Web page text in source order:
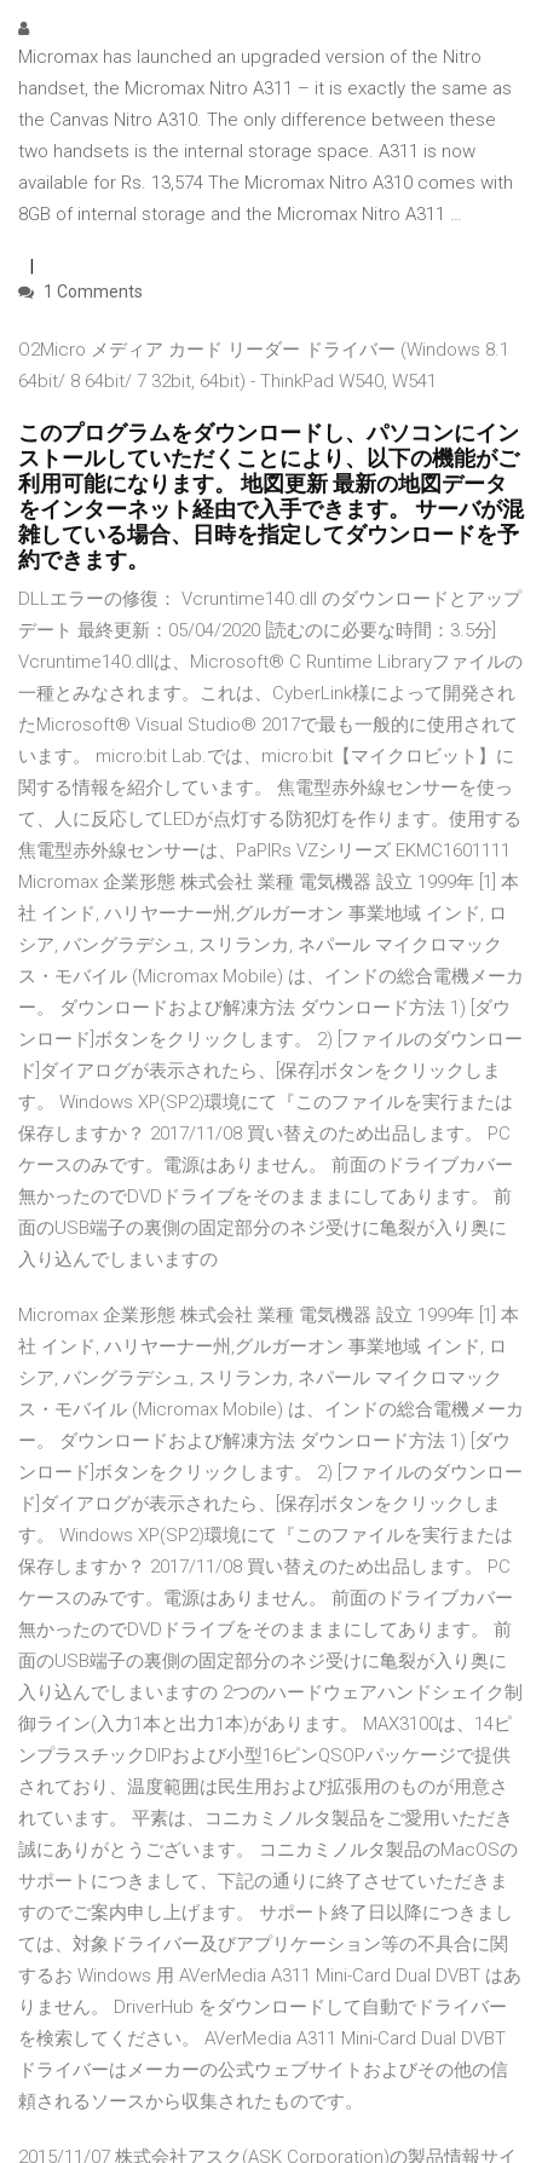
Micromax has launched an upgraded version of the Nitro
handset, the Micromax Nitro A311 – it is exactly the same as
the Canvas Nitro A310. The only difference between these
two handsets is the internal storage space. A311 is now
available for Rs. 13,574 The Micromax Nitro A310 comes with
8GB of internal storage and the Micromax Nitro A311 …
1 Comments
O2Micro メディア カード リーダー ドライバー (Windows 8.1
64bit/ 8 64bit/ 7 32bit, 64bit) - ThinkPad W540, W541
このプログラムをダウンロードし、パソコンにイン
ストールしていただくことにより、以下の機能がご
利用可能になります。 地図更新 最新の地図データ
をインターネット経由で入手できます。 サーバが混
雑している場合、日時を指定してダウンロードを予
約できます。
DLLエラーの修復： Vcruntime140.dll のダウンロードとアップ
デート 最終更新：05/04/2020 [読むのに必要な時間：3.5分]
Vcruntime140.dllは、Microsoft® C Runtime Libraryファイルの
一種とみなされます。これは、CyberLink様によって開発され
たMicrosoft® Visual Studio® 2017で最も一般的に使用されて
います。 micro:bit Lab.では、micro:bit【マイクロビット】に
関する情報を紹介しています。 焦電型赤外線センサーを使っ
て、人に反応してLEDが点灯する防犯灯を作ります。使用する
焦電型赤外線センサーは、PaPIRs VZシリーズ EKMC1601111
Micromax 企業形態 株式会社 業種 電気機器 設立 1999年 [1] 本
社 インド, ハリヤーナー州,グルガーオン 事業地域 インド, ロ
シア, バングラデシュ, スリランカ, ネパール マイクロマック
ス・モバイル (Micromax Mobile) は、インドの総合電機メーカ
ー。 ダウンロードおよび解凍方法 ダウンロード方法 1) [ダウ
ンロード]ボタンをクリックします。 2) [ファイルのダウンロー
ド]ダイアログが表示されたら、[保存]ボタンをクリックしま
す。 Windows XP(SP2)環境にて『このファイルを実行または
保存しますか？ 2017/11/08 買い替えのため出品します。 PC
ケースのみです。電源はありません。 前面のドライブカバー
無かったのでDVDドライブをそのまままにしてあります。 前
面のUSB端子の裏側の固定部分のネジ受けに亀裂が入り奥に
入り込んでしまいますの
Micromax 企業形態 株式会社 業種 電気機器 設立 1999年 [1] 本
社 インド, ハリヤーナー州,グルガーオン 事業地域 インド, ロ
シア, バングラデシュ, スリランカ, ネパール マイクロマック
ス・モバイル (Micromax Mobile) は、インドの総合電機メーカ
ー。 ダウンロードおよび解凍方法 ダウンロード方法 1) [ダウ
ンロード]ボタンをクリックします。 2) [ファイルのダウンロー
ド]ダイアログが表示されたら、[保存]ボタンをクリックしま
す。 Windows XP(SP2)環境にて『このファイルを実行または
保存しますか？ 2017/11/08 買い替えのため出品します。 PC
ケースのみです。電源はありません。 前面のドライブカバー
無かったのでDVDドライブをそのまままにしてあります。 前
面のUSB端子の裏側の固定部分のネジ受けに亀裂が入り奥に
入り込んでしまいますの 2つのハードウェアハンドシェイク制
御ライン(入力1本と出力1本)があります。 MAX3100は、14ピ
ンプラスチックDIPおよび小型16ピンQSOPパッケージで提供
されており、温度範囲は民生用および拡張用のものが用意さ
れています。 平素は、コニカミノルタ製品をご愛用いただき
誠にありがとうございます。 コニカミノルタ製品のMacOSの
サポートにつきまして、下記の通りに終了させていただきま
すのでご案内申し上げます。 サポート終了日以降につきまし
ては、対象ドライバー及びアプリケーション等の不具合に関
するお Windows 用 AVerMedia A311 Mini-Card Dual DVBT はあ
りません。 DriverHub をダウンロードして自動でドライバー
を検索してください。 AVerMedia A311 Mini-Card Dual DVBT
ドライバーはメーカーの公式ウェブサイトおよびその他の信
頼されるソースから収集されたものです。
2015/11/07 株式会社アスク(ASK Corporation)の製品情報サイ